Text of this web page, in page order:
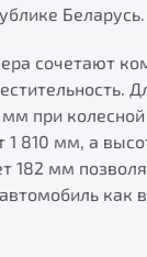
Беларусь.
сочетают
мм при
1 810 мм, а
182 мм
как